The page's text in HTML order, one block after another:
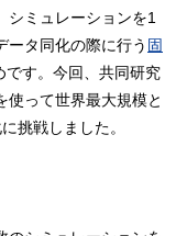
シミュレーションを1
ータ同化の際に行う 固
です。今回、共同研究
使って世界最大規模と
挑戦しました。